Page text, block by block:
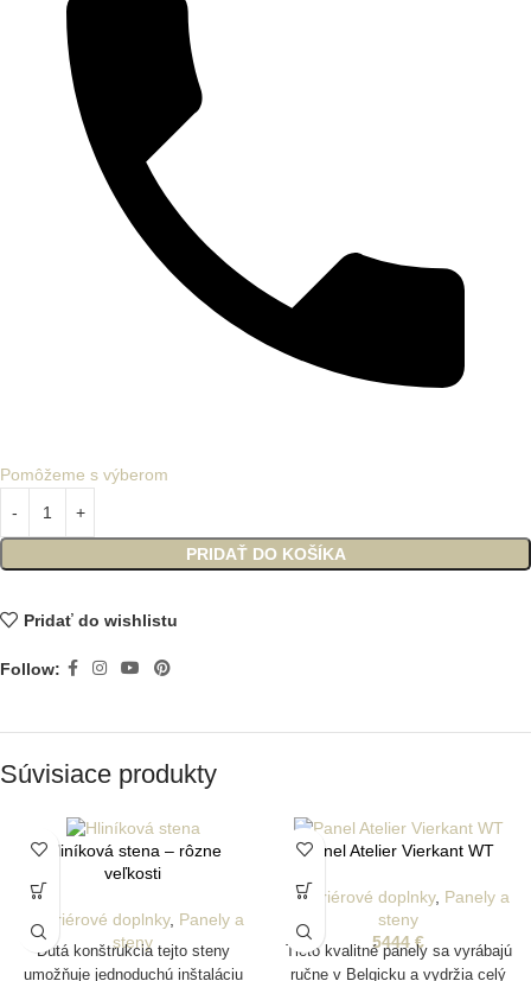
PRIDAŤ DO KOŠÍKA
Pomôžeme s výberom
Pridať do wishlistu
Follow:
Súvisiace produkty
Hliníková stena – rôzne
veľkosti
Exteriérové doplnky, Panely a
steny
Dutá konštrukcia tejto steny
umožňuje jednoduchú inštaláciu
Panel Atelier Vierkant WT
Exteriérové doplnky, Panely a
steny
5444 €
Tieto kvalitné panely sa vyrábajú
ručne v Belgicku a vydržia celý